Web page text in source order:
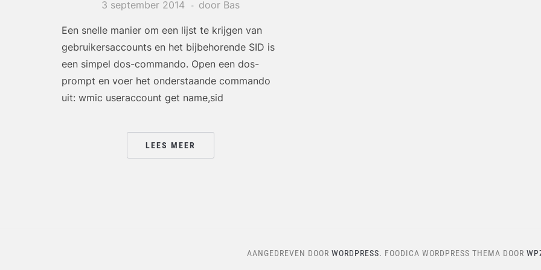
3 september 2014 door Bas
Een snelle manier om een lijst te krijgen van
gebruikersaccounts en het bijbehorende SID is
een simpel dos-commando. Open een dos-
prompt en voer het onderstaande commando
uit: wmic useraccount get name,sid
LEES MEER
AANGEDREVEN DOOR WORDPRESS. FOODICA WORDPRESS THEMA DOOR